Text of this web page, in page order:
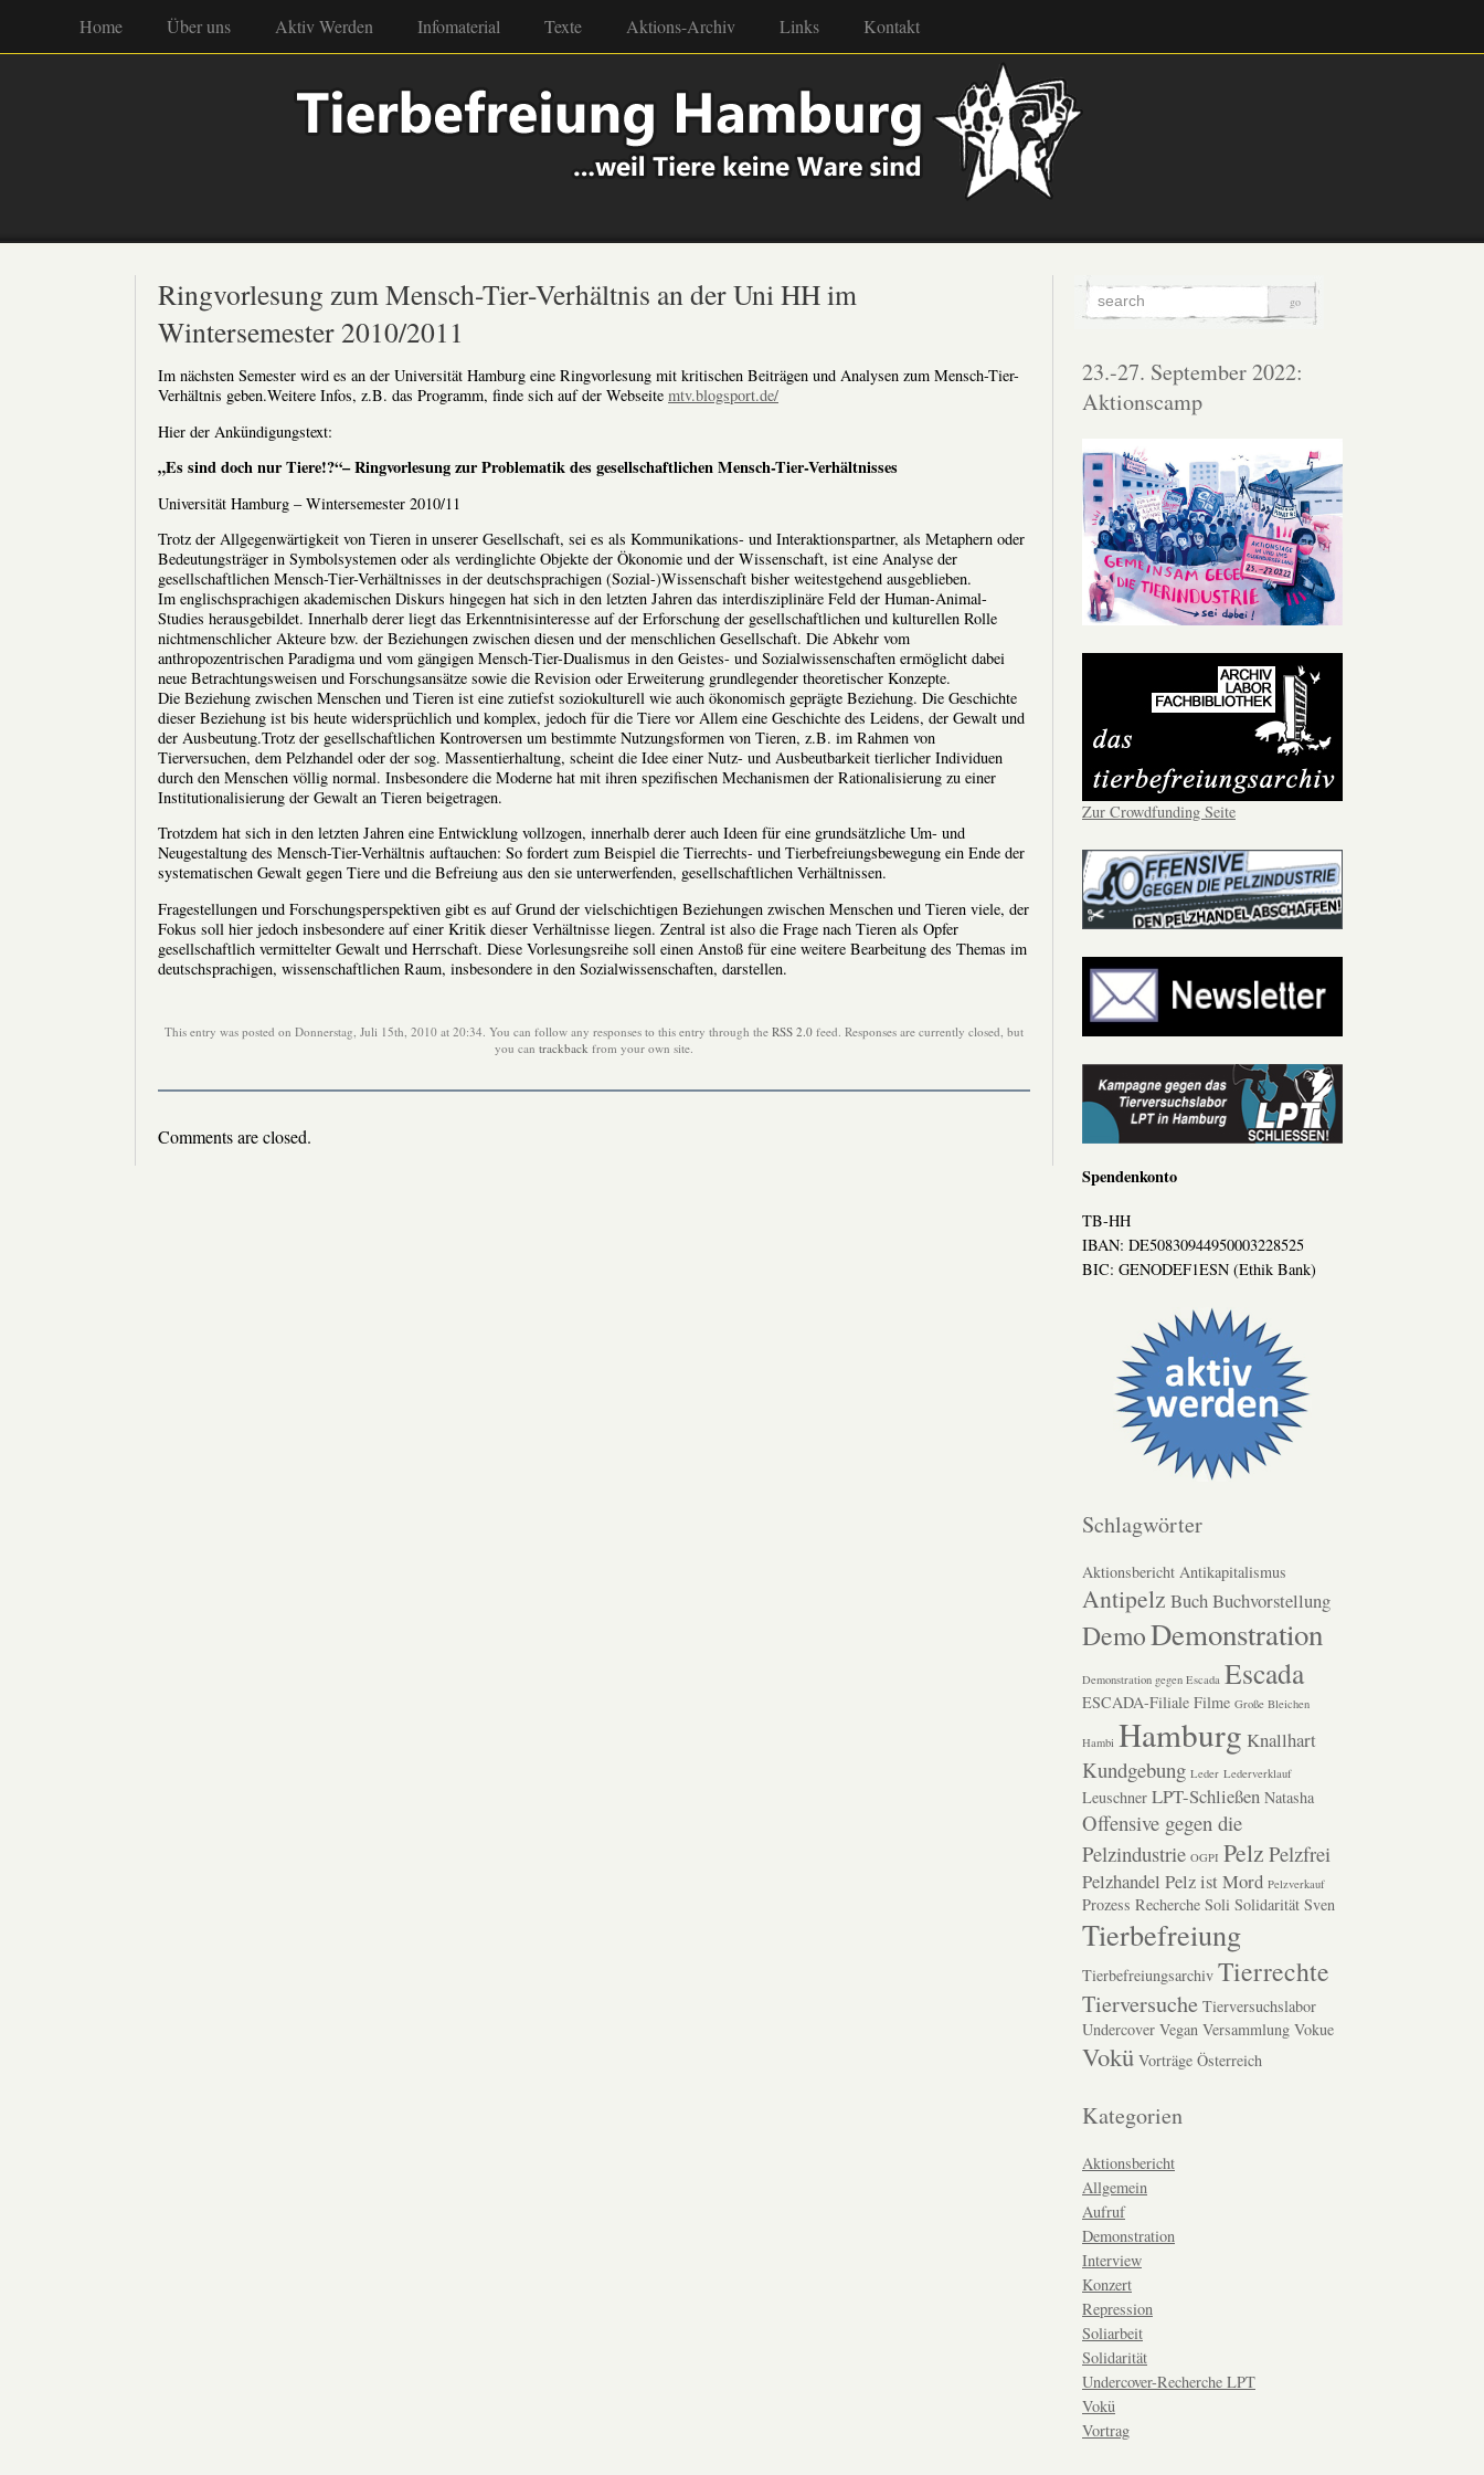
Home Über uns Aktiv Werden Infomaterial Texte Aktions-Archiv Links Kontakt
Ringvorlesung zum Mensch-Tier-Verhältnis an der Uni HH im
Wintersemester 2010/2011
Im nächsten Semester wird es an der Universität Hamburg eine Ringvorlesung mit kritischen Beiträgen und Analysen zum Mensch-Tier-
Verhältnis geben.Weitere Infos, z.B. das Programm, finde sich auf der Webseite mtv.blogsport.de/
Hier der Ankündigungstext:
„Es sind doch nur Tiere!?“– Ringvorlesung zur Problematik des gesellschaftlichen Mensch-Tier-Verhältnisses
Universität Hamburg – Wintersemester 2010/11
Trotz der Allgegenwärtigkeit von Tieren in unserer Gesellschaft, sei es als Kommunikations- und Interaktionspartner, als Metaphern oder
Bedeutungsträger in Symbolsystemen oder als verdinglichte Objekte der Ökonomie und der Wissenschaft, ist eine Analyse der
gesellschaftlichen Mensch-Tier-Verhältnisses in der deutschsprachigen (Sozial-)Wissenschaft bisher weitestgehend ausgeblieben.
Im englischsprachigen akademischen Diskurs hingegen hat sich in den letzten Jahren das interdisziplinäre Feld der Human-Animal-
Studies herausgebildet. Innerhalb derer liegt das Erkenntnisinteresse auf der Erforschung der gesellschaftlichen und kulturellen Rolle
nichtmenschlicher Akteure bzw. der Beziehungen zwischen diesen und der menschlichen Gesellschaft. Die Abkehr vom
anthropozentrischen Paradigma und vom gängigen Mensch-Tier-Dualismus in den Geistes- und Sozialwissenschaften ermöglicht dabei
neue Betrachtungsweisen und Forschungsansätze sowie die Revision oder Erweiterung grundlegender theoretischer Konzepte.
Die Beziehung zwischen Menschen und Tieren ist eine zutiefst soziokulturell wie auch ökonomisch geprägte Beziehung. Die Geschichte
dieser Beziehung ist bis heute widersprüchlich und komplex, jedoch für die Tiere vor Allem eine Geschichte des Leidens, der Gewalt und
der Ausbeutung.Trotz der gesellschaftlichen Kontroversen um bestimmte Nutzungsformen von Tieren, z.B. im Rahmen von
Tierversuchen, dem Pelzhandel oder der sog. Massentierhaltung, scheint die Idee einer Nutz- und Ausbeutbarkeit tierlicher Individuen
durch den Menschen völlig normal. Insbesondere die Moderne hat mit ihren spezifischen Mechanismen der Rationalisierung zu einer
Institutionalisierung der Gewalt an Tieren beigetragen.
Trotzdem hat sich in den letzten Jahren eine Entwicklung vollzogen, innerhalb derer auch Ideen für eine grundsätzliche Um- und
Neugestaltung des Mensch-Tier-Verhältnis auftauchen: So fordert zum Beispiel die Tierrechts- und Tierbefreiungsbewegung ein Ende der
systematischen Gewalt gegen Tiere und die Befreiung aus den sie unterwerfenden, gesellschaftlichen Verhältnissen.
Fragestellungen und Forschungsperspektiven gibt es auf Grund der vielschichtigen Beziehungen zwischen Menschen und Tieren viele, der
Fokus soll hier jedoch insbesondere auf einer Kritik dieser Verhältnisse liegen. Zentral ist also die Frage nach Tieren als Opfer
gesellschaftlich vermittelter Gewalt und Herrschaft. Diese Vorlesungsreihe soll einen Anstoß für eine weitere Bearbeitung des Themas im
deutschsprachigen, wissenschaftlichen Raum, insbesondere in den Sozialwissenschaften, darstellen.
This entry was posted on Donnerstag, Juli 15th, 2010 at 20:34. You can follow any responses to this entry through the RSS 2.0 feed. Responses are currently closed, but
you can trackback from your own site.
Comments are closed.
23.-27. September 2022:
Aktionscamp
Zur Crowdfunding Seite
Spendenkonto
TB-HH
IBAN: DE50830944950003228525
BIC: GENODEF1ESN (Ethik Bank)
Schlagwörter
Aktionsbericht Antikapitalismus
Antipelz BuchBuchvorstellung
DemoDemonstration
Demonstration gegen Escada Escada
ESCADA-Filiale Filme Große Bleichen
Hambi Hamburg Knallhart
Kundgebung Leder Lederverklauf
Leuschner LPT-Schließen Natasha
Offensive gegen die
Pelzindustrie OGPI Pelz Pelzfrei
Pelzhandel Pelz ist Mord Pelzverkauf
Prozess Recherche Soli Solidarität Sven
Tierbefreiung
Tierbefreiungsarchiv Tierrechte
Tierversuche Tierversuchslabor
Undercover Vegan Versammlung Vokue
Vokü Vorträge Österreich
Kategorien
Aktionsbericht
Allgemein
Aufruf
Demonstration
Interview
Konzert
Repression
Soliarbeit
Solidarität
Undercover-Recherche LPT
Vokü
Vortrag